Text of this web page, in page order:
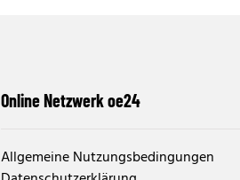
Online Netzwerk oe24
Allgemeine Nutzungsbedingungen